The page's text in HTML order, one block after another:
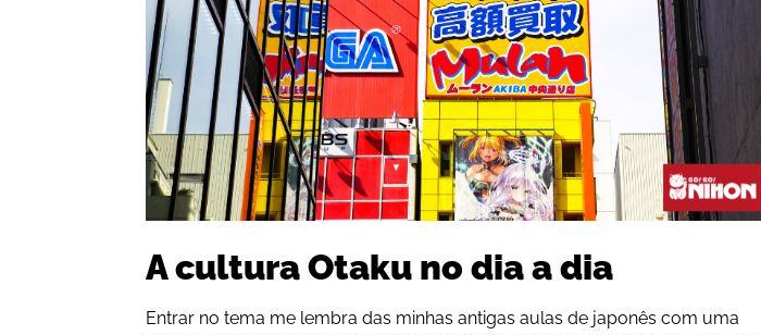
A cultura Otaku no dia a dia
Entrar no tema me lembra das minhas antigas aulas de japonês com uma